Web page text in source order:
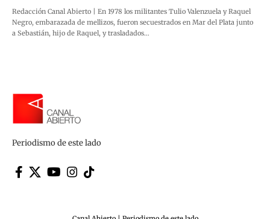
Redacción Canal Abierto | En 1978 los militantes Tulio Valenzuela y Raquel
Negro, embarazada de mellizos, fueron secuestrados en Mar del Plata junto
a Sebastián, hijo de Raquel, y trasladados…
Periodismo de este lado